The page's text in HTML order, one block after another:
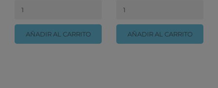
AÑADIR AL CARRITO AÑADIR AL CARRITO